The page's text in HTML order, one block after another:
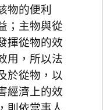
物的便利
；主物與從
揮從物的效
用，所以法
於從物，以
經濟上的效